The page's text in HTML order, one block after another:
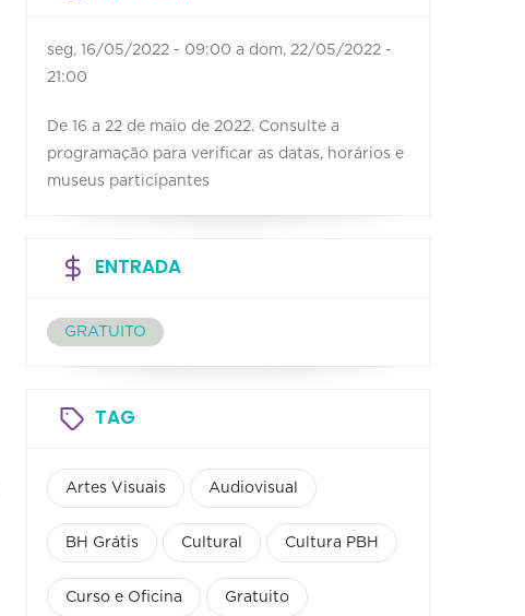
seg, 16/05/2022 - 09:00 a dom, 22/05/2022 -
21:00
De 16 a 22 de maio de 2022. Consulte a
programação para verificar as datas, horários e
museus participantes
ENTRADA
GRATUITO
TAG
Artes Visuais Audiovisual
BH Grátis Cultural Cultura PBH
Curso e Oficina Gratuito